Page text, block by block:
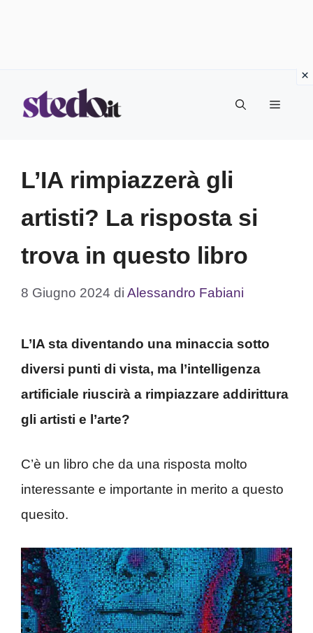
Menu
L’IA rimpiazzerà gli
artisti? La risposta si
trova in questo libro
8 Giugno 2024 di Alessandro Fabiani
L’IA sta diventando una minaccia sotto
diversi punti di vista, ma l’intelligenza
artificiale riuscirà a rimpiazzare addirittura
gli artisti e l’arte?
C’è un libro che da una risposta molto
interessante e importante in merito a questo
quesito.